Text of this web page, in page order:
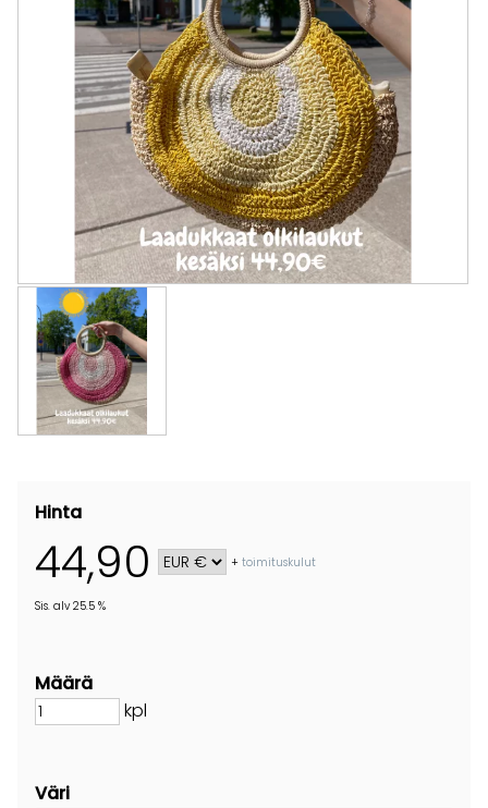
Hinta
44,90 +toimituskulut
Sis. alv 25.5 %
Määrä
kpl
Väri